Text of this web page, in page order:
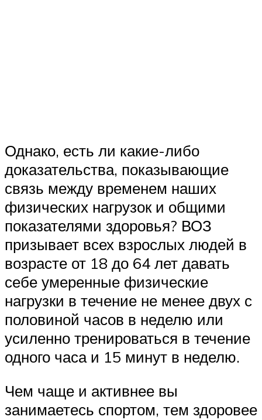
Однако, есть ли какие-либо
доказательства, показывающие
связь между временем наших
физических нагрузок и общими
показателями здоровья? ВОЗ
призывает всех взрослых людей в
возрасте от 18 до 64 лет давать
себе умеренные физические
нагрузки в течение не менее двух с
половиной часов в неделю или
усиленно тренироваться в течение
одного часа и 15 минут в неделю.
Чем чаще и активнее вы
занимаетесь спортом, тем здоровее